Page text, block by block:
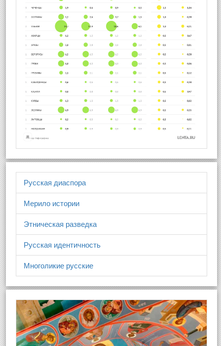
Русская диаспора
Мерило истории
Этническая разведка
Русская идентичность
Многоликие русские